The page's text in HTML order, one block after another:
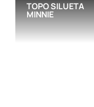
TOPO SILUETA
MINNIE